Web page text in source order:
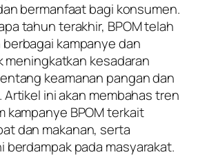
bermanfaat bagi konsumen.
tahun terakhir, BPOM telah
kampanye dan
meningkatkan kesadaran
keamanan pangan dan
ini akan membahas tren
kampanye BPOM terkait
dan makanan, serta
berdampak pada masyarakat.